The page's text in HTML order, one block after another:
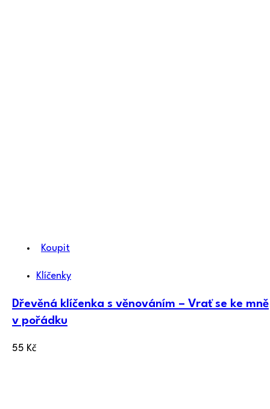
Koupit
Klíčenky
Dřevěná klíčenka s věnováním – Vrať se ke mně
v pořádku
55 Kč